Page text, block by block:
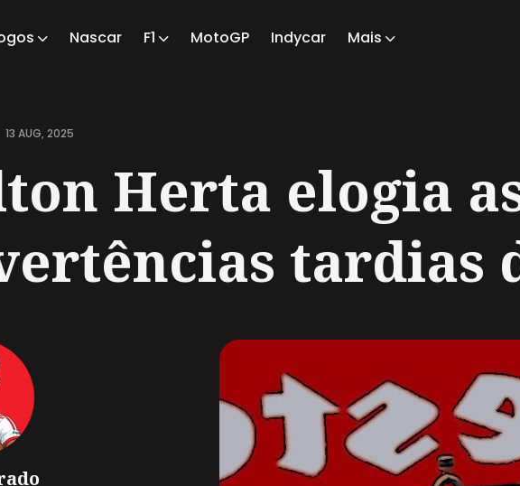
Nascar F1 MotoGP Indycar Mais
13 AUG, 2025
Herta elogia
tardias